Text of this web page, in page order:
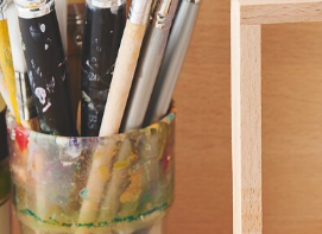
Anleitungen Home-Deko
aus
Einsteiger